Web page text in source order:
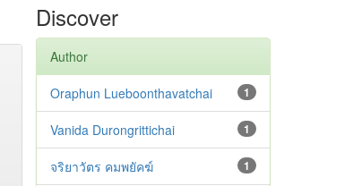
Discover
Author
1
Oraphun Lueboonthavatchai
1
Vanida Durongrittichai
1
จริยาวัตร คมพยัคฆ์